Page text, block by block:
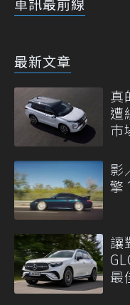
最新文章
真
遭
市
影
擎
讓
最